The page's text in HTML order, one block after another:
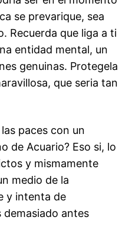
se prevarique, sea
Recuerda que liga a ti
entidad mental, un
genuinas. Protegela
que seri­a tan
paces con un
de Acuario? Eso si, lo
y mismamente
medio de la
y intenta de
antes